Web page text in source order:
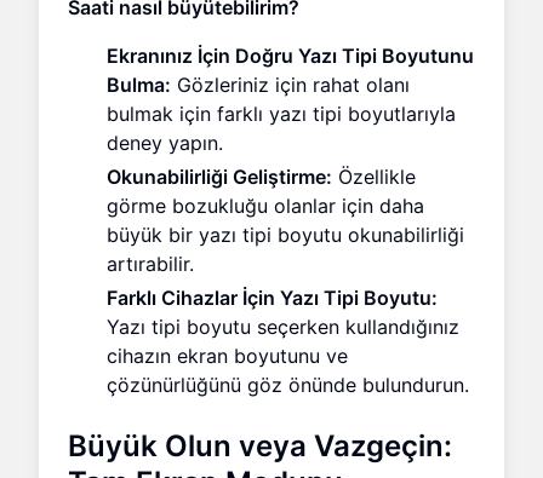
Saati nasıl büyütebilirim?
Ekranınız İçin Doğru Yazı Tipi Boyutunu
Bulma: Gözleriniz için rahat olanı
bulmak için farklı yazı tipi boyutlarıyla
deney yapın.
Okunabilirliği Geliştirme: Özellikle
görme bozukluğu olanlar için daha
büyük bir yazı tipi boyutu okunabilirliği
artırabilir.
Farklı Cihazlar İçin Yazı Tipi Boyutu:
Yazı tipi boyutu seçerken kullandığınız
cihazın ekran boyutunu ve
çözünürlüğünü göz önünde bulundurun.
Büyük Olun veya Vazgeçin: